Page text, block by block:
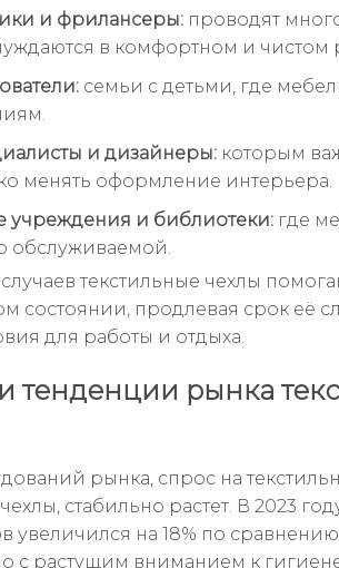
и фрилансеры: проводят
в комфортном и чистом
семьи с детьми, где
и дизайнеры: которым
менять оформление интерьера.
учреждения и библиотеки: где
обслуживаемой.
текстильные чехлы
состоянии, продлевая срок её
для работы и отдыха.
тенденции рынка
рынка, спрос на
стабильно растет. В 2023
увеличился на 18% по
с растущим вниманием к